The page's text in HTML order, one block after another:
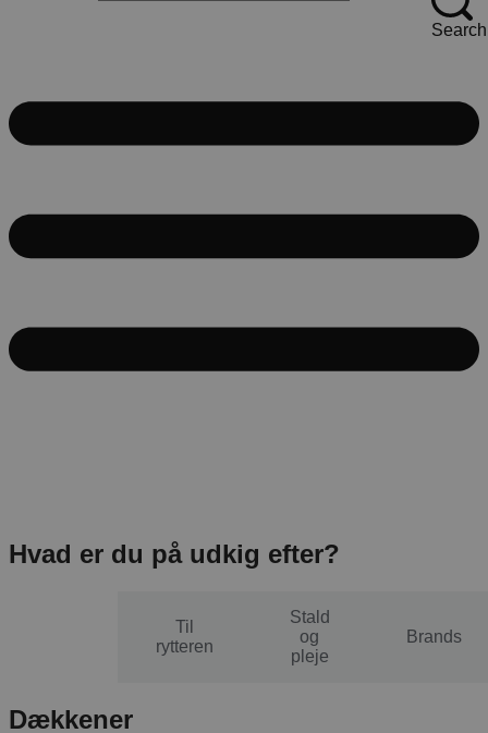
Search
Hvad er du på udkig efter?
Til
rytteren
Stald
og
pleje
Brands
Dækkener